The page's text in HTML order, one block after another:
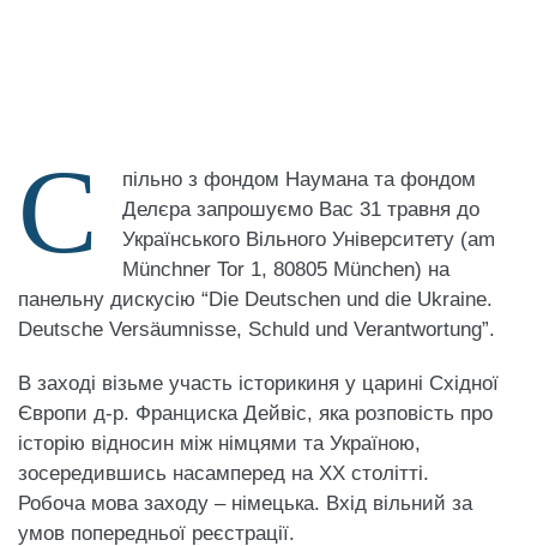
С
пільно з фондом Наумана та фондом
Делєра запрошуємо Вас 31 травня до
Українського Вільного Університету (am
Münchner Tor 1, 80805 München) на
панельну дискусію “Die Deutschen und die Ukraine.
Deutsche Versäumnisse, Schuld und Verantwortung”.
В заході візьме участь історикиня у царині Східної
Європи д-р. Франциска Дейвіс, яка розповість про
історію відносин між німцями та Україною,
зосередившись насамперед на ХХ столітті.
Робоча мова заходу – німецька. Вхід вільний за
умов попередньої реєстрації.